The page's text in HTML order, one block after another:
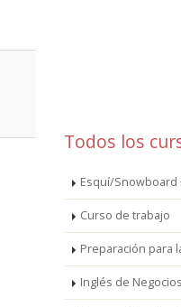
Todos los
Esquí/Snowboard
Curso de trabajo
Preparación para
Inglés de Negocios